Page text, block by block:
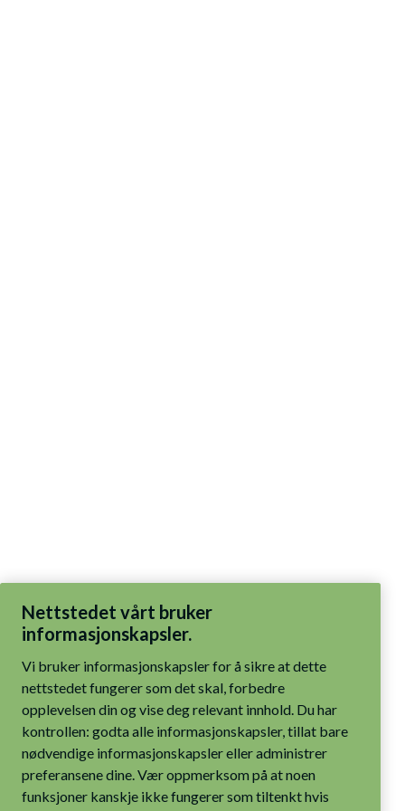
Nettstedet vårt bruker
informasjonskapsler.
nettstedet fungerer som det skal, forbedre
opplevelsen din og vise deg relevant innhold. Du har
kontrollen: godta alle informasjonskapsler, tillat bare
nødvendige informasjonskapsler eller administrer
preferansene dine. Vær oppmerksom på at noen
funksjoner kanskje ikke fungerer som tiltenkt hvis